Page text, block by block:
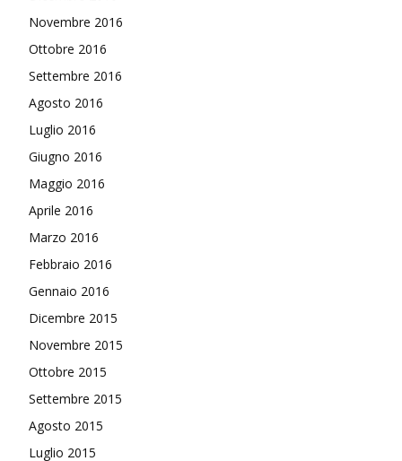
Novembre 2016
Ottobre 2016
Settembre 2016
Agosto 2016
Luglio 2016
Giugno 2016
Maggio 2016
Aprile 2016
Marzo 2016
Febbraio 2016
Gennaio 2016
Dicembre 2015
Novembre 2015
Ottobre 2015
Settembre 2015
Agosto 2015
Luglio 2015